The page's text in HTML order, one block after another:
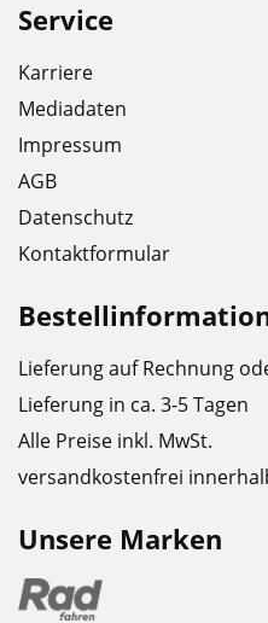
Service
Karriere
Mediadaten
Impressum
AGB
Datenschutz
Kontaktformular
Lieferung auf Rechnung
Lieferung in ca. 3-5 Tagen
Alle Preise inkl. MwSt.
versandkostenfrei
Unsere Marken